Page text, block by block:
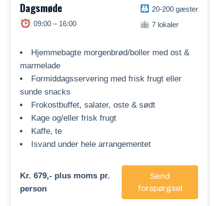
Dagsmøde
09:00 – 16:00
20-200 gæster
7 lokaler
Hjemmebagte morgenbrød/boller med ost &
marmelade
Formiddagsservering med frisk frugt eller
sunde snacks
Frokostbuffet, salater, oste & sødt
Kage og/eller frisk frugt
Kaffe, te
Isvand under hele arrangementet
Kr. 679,- plus moms pr.
person
Send
forspørgsel